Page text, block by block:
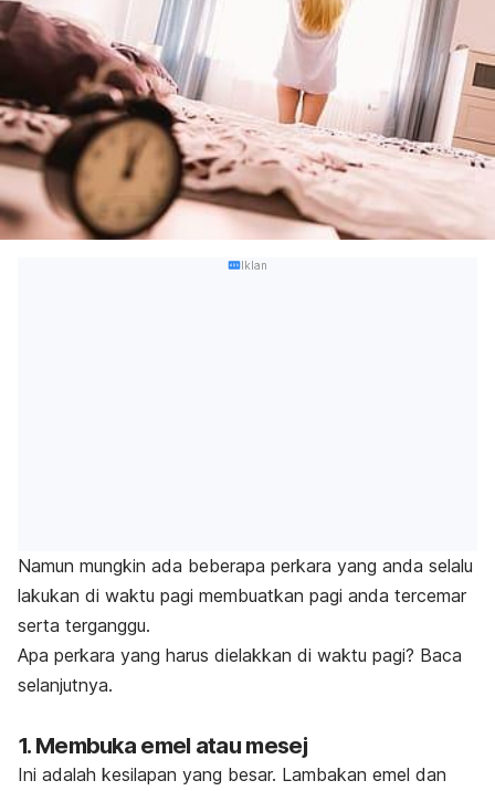
Iklan
Namun mungkin ada beberapa perkara yang anda selalu
lakukan di waktu pagi membuatkan pagi anda tercemar
serta terganggu.
Apa perkara yang harus dielakkan di waktu pagi? Baca
selanjutnya.
1. Membuka emel atau mesej
Ini adalah kesilapan yang besar. Lambakan emel dan